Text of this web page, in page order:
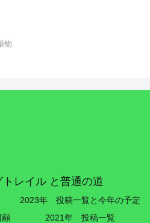
物
レイル と普通の道
2023年 投稿一覧と今年の予定
2021年 投稿一覧